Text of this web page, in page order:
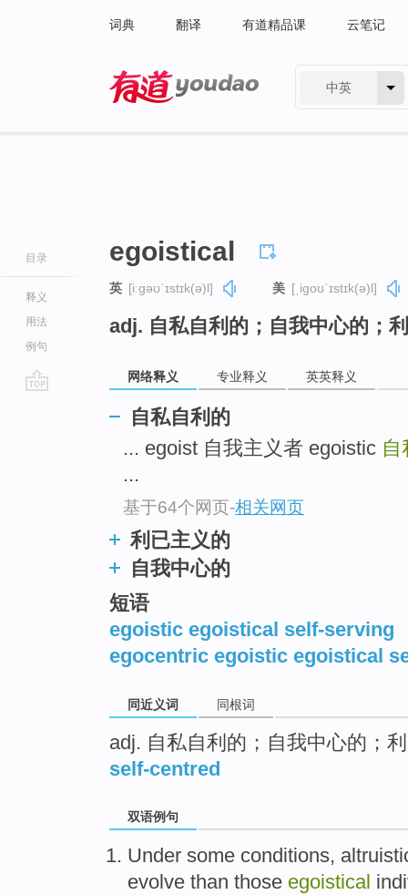
词典 翻译 有道精品课 云笔记
中英
目录
释义
用法
例句
egoistical
英 [iːɡəʊˈɪstɪk(ə)l] 美 [ˌiɡoʊˈɪstɪk(ə)l]
adj. 自私自利的；自我中心的；
网络释义 专业释义 英英释义
自私自利的
... egoist 自我主义者 egoistic
...
基于64个网页-相关网页
利已主义的
自我中心的
短语
egoistic egoistical self-serving
egocentric egoistic egoistical
同近义词 同根词
adj. 自私自利的；自我中心的；
self-centred
双语例句
Under some conditions,
evolve than those egoistical